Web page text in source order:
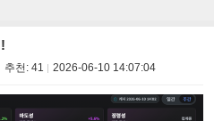
추천: 41 2026-06-10 14:07:04